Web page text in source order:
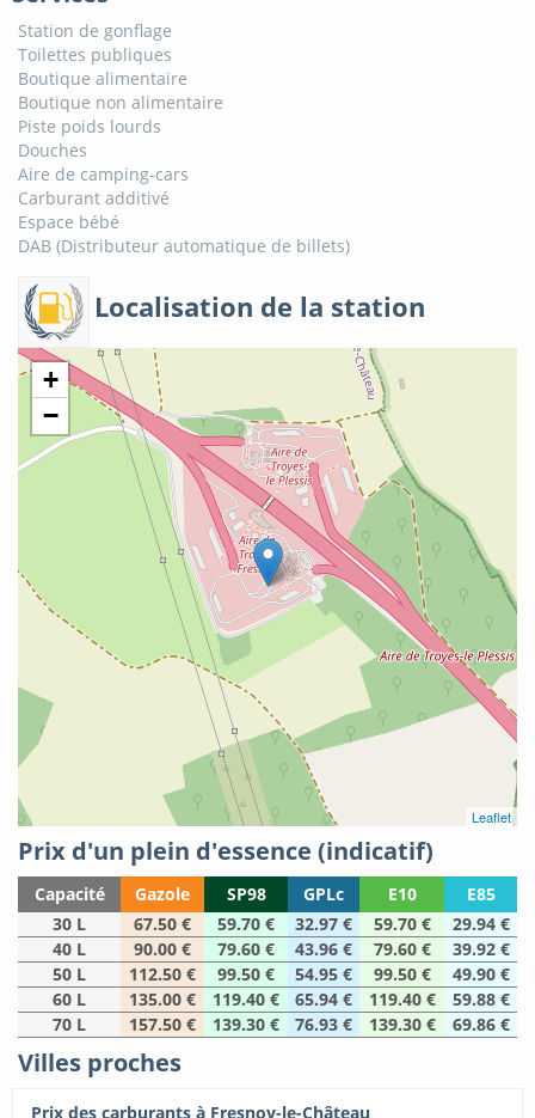
Station de gonflage
Toilettes publiques
Boutique alimentaire
Boutique non alimentaire
Piste poids lourds
Douches
Aire de camping-cars
Carburant additivé
Espace bébé
DAB (Distributeur automatique de billets)
Localisation de la station
+
−
Leaflet
Prix d'un plein d'essence (indicatif)
Capacité Gazole SP98 GPLc E10
E85
30 L
67.50 € 59.70 € 32.97 € 59.70 €
29.94 €
40 L
90.00 € 79.60 € 43.96 € 79.60 €
39.92 €
50 L
112.50 € 99.50 € 54.95 € 99.50 €
49.90 €
60 L
135.00 € 119.40 € 65.94 € 119.40 €
59.88 €
70 L
157.50 € 139.30 € 76.93 € 139.30 € 69.86 €
Villes proches
Prix des carburants à Fresnoy-le-Château